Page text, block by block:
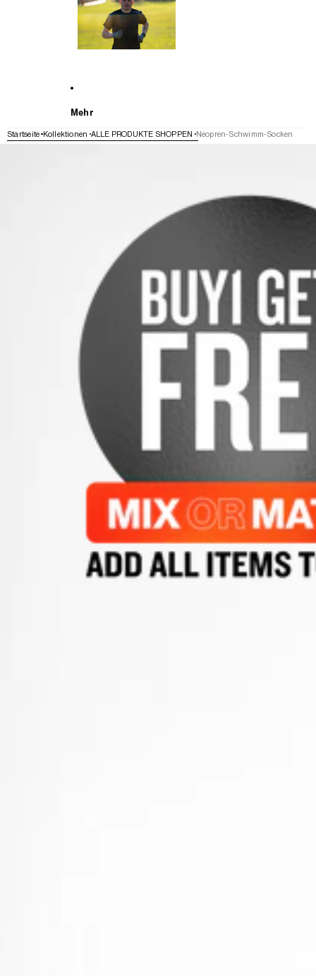
Mehr
Startseite Kollektionen ALLE PRODUKTE SHOPPEN Neopren-Schwimm-Socken
WEITER ZU DEN PRODUKTINFORMATIONEN